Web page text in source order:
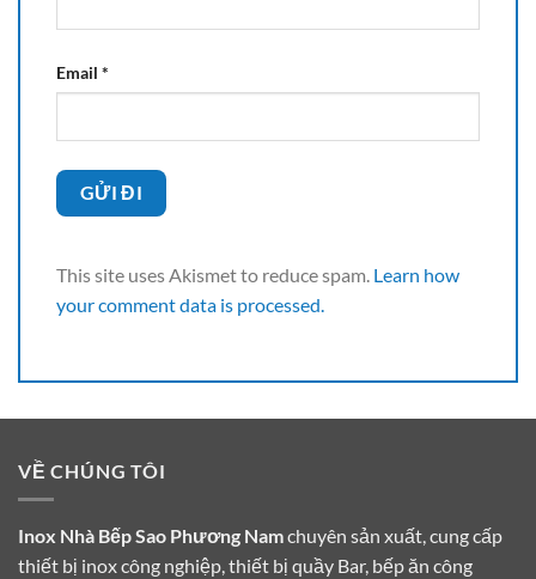
Email *
This site uses Akismet to reduce spam. Learn how
your comment data is processed.
VỀ CHÚNG TÔI
Inox Nhà Bếp Sao Phương Namchuyên sản xuất, cung cấp
thiết bị inox công nghiệp, thiết bị quầy Bar, bếp ăn công